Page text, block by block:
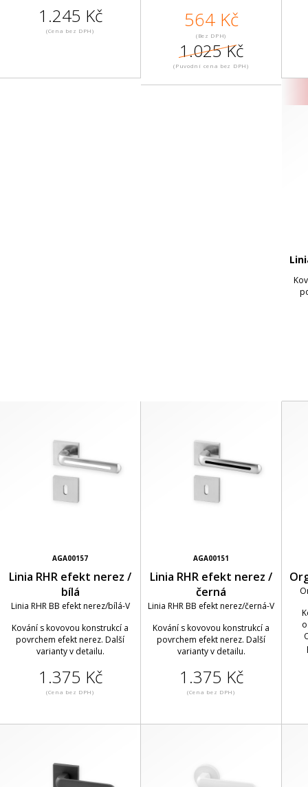
1.245 Kč
(Cena bez DPH) 564 Kč
(Bez DPH)
1.025 Kč
(Puvodní cena bez DPH)
AGA00157
Linia RHR efekt nerez /
bílá
Linia RHR BB efekt nerez/bílá-V
Kování s kovovou konstrukcí a
povrchem efekt nerez. Další
varianty v detailu.
1.375 Kč
(Cena bez DPH)
AGA00151
Linia RHR efekt nerez /
černá
Linia RHR BB efekt nerez/černá-V
Kování s kovovou konstrukcí a
povrchem efekt nerez. Další
varianty v detailu.
1.375 Kč
(Cena bez DPH)